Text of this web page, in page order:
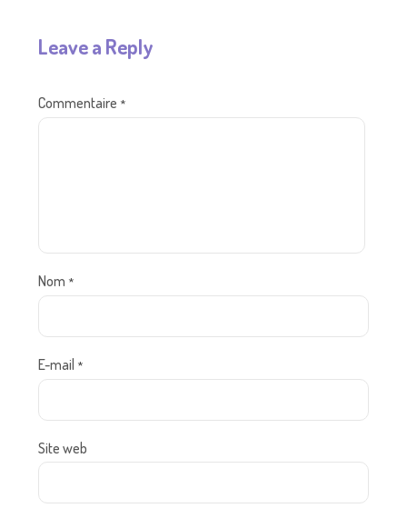
Leave a Reply
Commentaire *
Nom *
E-mail *
Site web